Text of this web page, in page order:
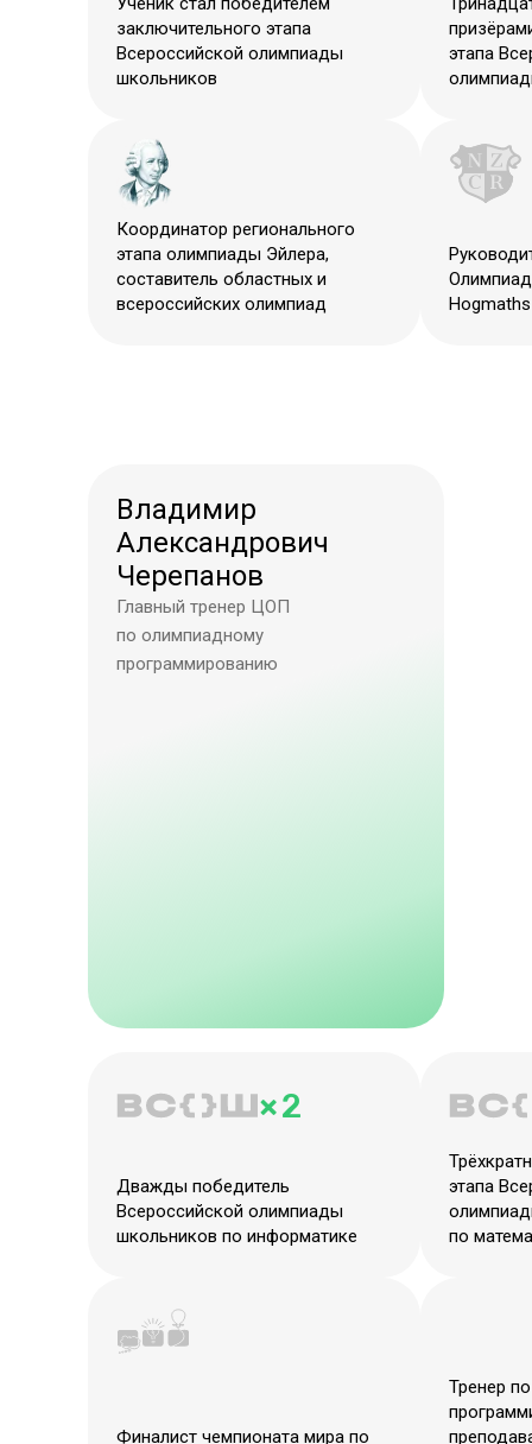
заключительного этапа
Всероссийской олимпиады
школьников
этапа
Координатор регионального
этапа олимпиады Эйлера,
составитель областных и
всероссийских олимпиад
Hogmaths
Владимир
Александрович
Черепанов
Главный тренер ЦОП
по олимпиадному
программированию
× 2
Дважды победитель
Всероссийской олимпиады
школьников по информатике
этапа
по
Финалист чемпионата мира по
Тренер